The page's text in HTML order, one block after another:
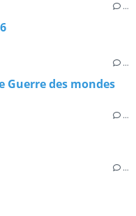
…
…
Guerre des mondes
…
…